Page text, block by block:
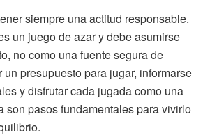
siempre una actitud responsable.
un juego de azar y debe asumirse
no como una fuente segura de
presupuesto para jugar, informarse
y disfrutar cada jugada como una
son pasos fundamentales para vivirlo